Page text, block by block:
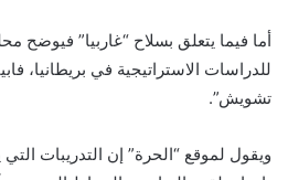
أما فيما يتعلق بسلاح “غاربيا” فيوضح
للدراسات الاستراتيجية في بريطانيا،
تشويش”.
ويقول لموقع “الحرة” إن التدريبات